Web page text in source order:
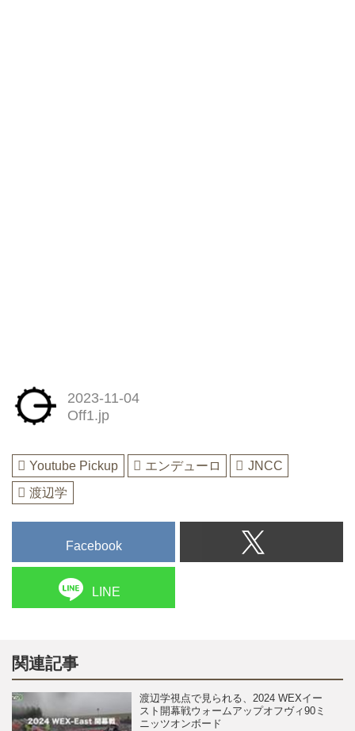
2023-11-04
Off1.jp
Youtube Pickup エンデューロ
JNCC
渡辺学
Facebook
LINE
関連記事
渡辺学視点で見られる、2024 WEXイー
スト開幕戦ウォームアップオフヴィ90ミ
ニッツオンボード